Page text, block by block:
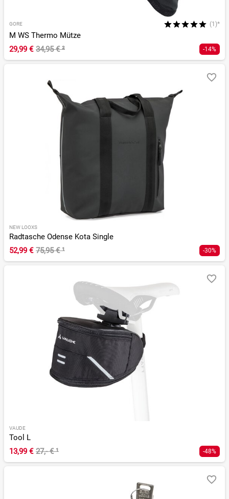
GORE (1)*
M WS Thermo Mütze
29,99 € 34,95 €² -14%
NEW LOOXS
Radtasche Odense Kota Single
52,99 € 75,95 €¹ -30%
VAUDE
Tool L
13,99 € 27,- €¹ -48%